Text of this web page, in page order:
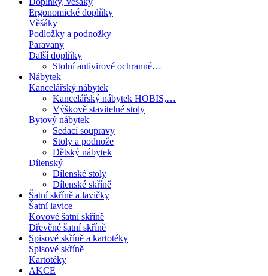
Ergonomické doplňky
Věšáky
Podložky a podnožky
Paravany
Další doplňky
Stolní antivirové ochranné…
Nábytek
Kancelářský nábytek
Kancelářský nábytek HOBIS,…
Výškově stavitelné stoly
Bytový nábytek
Sedací soupravy
Stoly a podnože
Dětský nábytek
Dílenský
Dílenské stoly
Dílenské skříně
Šatní skříně a lavičky
Šatní lavice
Kovové šatní skříně
Dřevěné šatní skříně
Spisové skříně a kartotéky
Spisové skříně
Kartotéky
AKCE